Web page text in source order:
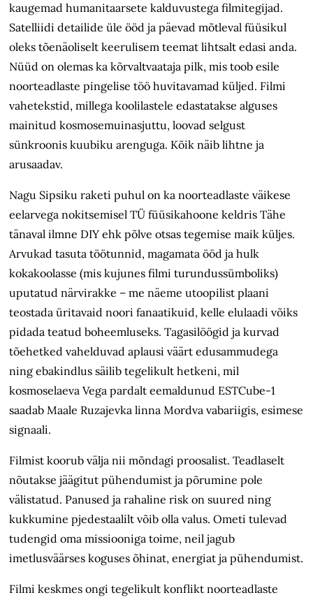
kaugemad humanitaarsete kalduvustega filmitegijad.
Satelliidi detailide üle ööd ja päevad mõtleval füüsikul
oleks tõenäoliselt keerulisem teemat lihtsalt edasi anda.
Nüüd on olemas ka kõrvaltvaataja pilk, mis toob esile
noorteadlaste pingelise töö huvitavamad küljed. Filmi
vahetekstid, millega koolilastele edastatakse alguses
mainitud kosmosemuinasjuttu, loovad selgust
sünkroonis kuubiku arenguga. Kõik näib lihtne ja
arusaadav.
Nagu Sipsiku raketi puhul on ka noorteadlaste väikese
eelarvega nokitsemisel TÜ füüsikahoone keldris Tähe
tänaval ilmne DIY ehk põlve otsas tegemise maik küljes.
Arvukad tasuta töötunnid, magamata ööd ja hulk
kokakoolasse (mis kujunes filmi turundussümboliks)
uputatud närvirakke – me näeme utoopilist plaani
teostada üritavaid noori fanaatikuid, kelle elulaadi võiks
pidada teatud boheemluseks. Tagasilöögid ja kurvad
tõehetked vahelduvad aplausi väärt edusammudega
ning ebakindlus säilib tegelikult hetkeni, mil
kosmoselaeva Vega pardalt eemaldunud ESTCube-1
saadab Maale Ruzajevka linna Mordva vabariigis, esimese
signaali.
Filmist koorub välja nii mõndagi proosalist. Teadlaselt
nõutakse jäägitut pühendumist ja põrumine pole
välistatud. Panused ja rahaline risk on suured ning
kukkumine pjedestaalilt võib olla valus. Ometi tulevad
tudengid oma missiooniga toime, neil jagub
imetlusväärses koguses õhinat, energiat ja pühendumist.
Filmi keskmes ongi tegelikult kon­flikt noorteadlaste